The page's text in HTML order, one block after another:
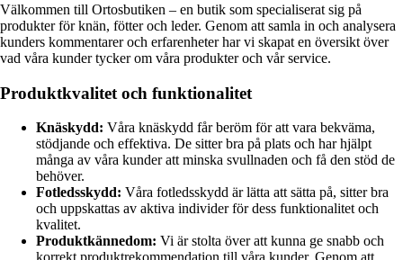
Välkommen till Ortosbutiken – en butik som specialiserat sig på
produkter för knän, fötter och leder. Genom att samla in och analysera
kunders kommentarer och erfarenheter har vi skapat en översikt över
vad våra kunder tycker om våra produkter och vår service.
Produktkvalitet och funktionalitet
Knäskydd: Våra knäskydd får beröm för att vara bekväma,
stödjande och effektiva. De sitter bra på plats och har hjälpt
många av våra kunder att minska svullnaden och få den stöd de
behöver.
Fotledsskydd: Våra fotledsskydd är lätta att sätta på, sitter bra
och uppskattas av aktiva individer för dess funktionalitet och
kvalitet.
Produktkännedom: Vi är stolta över att kunna ge snabb och